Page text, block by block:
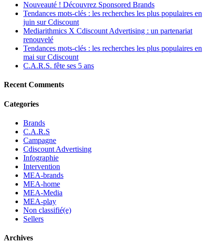
Nouveauté ! Découvrez Sponsored Brands
Tendances mots-clés : les recherches les plus populaires en
juin sur Cdiscount
Mediarithmics X Cdiscount Advertising : un partenariat
renouvelé
Tendances mots-clés : les recherches les plus populaires en
mai sur Cdiscount
C.A.R.S. fête ses 5 ans
Recent Comments
Categories
Brands
C.A.R.S
Campagne
Cdiscount Advertising
Infographie
Intervention
MEA-brands
MEA-home
MEA-Media
MEA-play
Non classifié(e)
Sellers
Archives